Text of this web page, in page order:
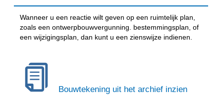
Wanneer u een reactie wilt geven op een ruimtelijk plan,
zoals een ontwerpbouwvergunning. bestemmingsplan, of
een wijzigingsplan, dan kunt u een zienswijze indienen.
Bouwtekening uit het archief inzien